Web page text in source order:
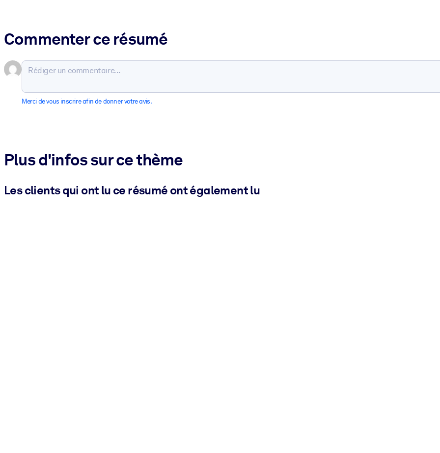
Commenter ce résumé
Merci de vous inscrire afin de donner votre avis.
Plus d'infos sur ce thème
Les clients qui ont lu ce résumé ont également lu